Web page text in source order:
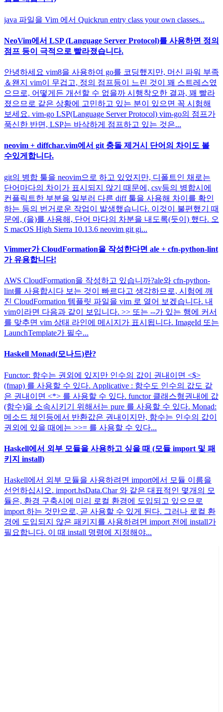
java 파일을 Vim 에서 Quickrun entry class your own classes...
NeoVim에서 LSP (Language Server Protocol)를 사용하면 정의
점프 등이 극적으로 빨라졌습니다.
안녕하세요 vim8을 사용하여 go를 코딩했지만, 머신 파워 부족
＆왠지 vim이 무겁고, 정의 점프등이 느린 것이 꽤 스트레스였
으므로, 어떻게든 개선할 수 없을까 시행착오한 결과, 꽤 빨라
졌으므로 같은 상황에 고민하고 있는 분이 있으면 꼭 시험해
보세요. vim-go LSP(Language Server Protocol) vim-go의 점프가
푹신한 반면, LSP는 바삭하게 점프하고 있는 것은...
neovim + diffchar.vim에서 git 충돌 제거시 단어의 차이도 볼
수있게합니다.
git의 병합 툴을 neovim으로 하고 있었지만, 디폴트인 채로는
단어마다의 차이가 표시되지 않기 때문에, csv등의 병합시에
컨플릭트한 부분을 일부러 다른 diff 툴을 사용해 차이를 확인
하는 등의 번거로운 작업이 발생했습니다. 이것이 불편했기 때
문에, (을)를 사용해, 단어 마다의 차분을 내도록(듯이) 했다. 오
S macOS High Sierra 10.13.6 neovim git gi...
Vimmer가 CloudFormation을 작성한다면 ale + cfn-python-lint
가 유용합니다!
AWS CloudFormation을 작성하고 있습니까?ale와 cfn-python-
lint를 사용합시다 보는 것이 빠르다고 생각하므로, 시험에 깨
진 CloudFormation 템플릿 파일을 vim 로 열어 보겠습니다. 내
vim이라면 다음과 같이 보입니다. >> 또는 --가 있는 행에 커서
를 맞추면 vim 상태 라인에 메시지가 표시됩니다. ImageId 또는
LaunchTemplate가 필수...
Haskell Monad(모나드)란?
Functor: 함수는 권외에 있지만 인수의 값이 권내이면 <$>
(fmap) 를 사용할 수 있다. Applicative : 함수도 인수의 값도 같
은 권내이면 <*> 를 사용할 수 있다. functor 클래스형권내에 값
(함수)을 소속시키기 위해서는 pure 를 사용할 수 있다. Monad:
메소드 체인등에서 반환값은 권내이지만, 함수는 인수의 값이
권외에 있을 때에는 >>= 를 사용할 수 있다...
Haskell에서 외부 모듈을 사용하고 싶을 때 (모듈 import 및 패
키지 install)
Haskell에서 외부 모듈을 사용하려면 import에서 모듈 이름을
선언하십시오. import.hsData.Char 와 같은 대표적인 몇개의 모
듈은, 환경 구축시에 미리 로컬 환경에 도입되고 있으므로
import 하는 것만으로, 곧 사용할 수 있게 된다. 그러나 로컬 환
경에 도입되지 않은 패키지를 사용하려면 import 전에 install가
필요합니다. 이 때 install 명령에 지정해야...